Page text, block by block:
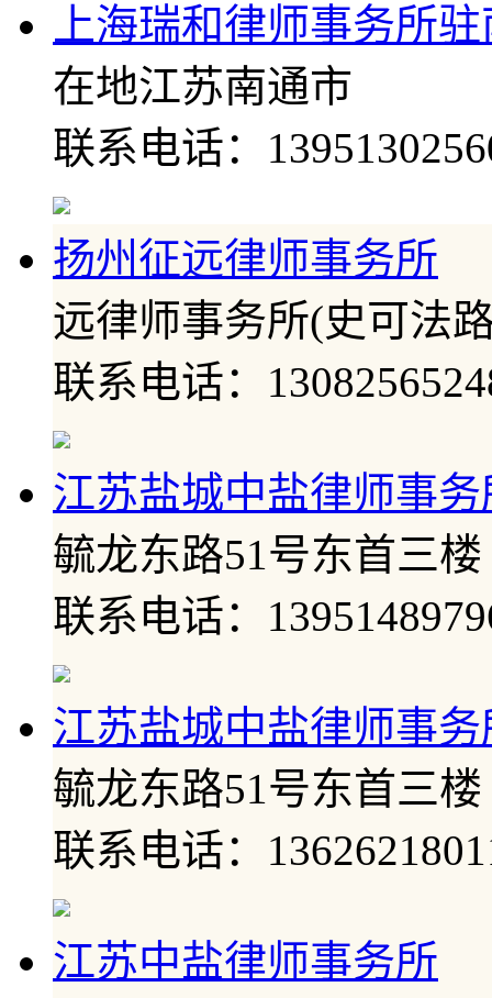
上海瑞和律师事务所
在地江苏南通市
联系电话：
扬州征远律师事务所
远律师事务所(史可法
联系电话：
江苏盐城中盐律师事务
毓龙东路51号东首三楼
联系电话：
江苏盐城中盐律师事务
毓龙东路51号东首三楼
联系电话：
江苏中盐律师事务所